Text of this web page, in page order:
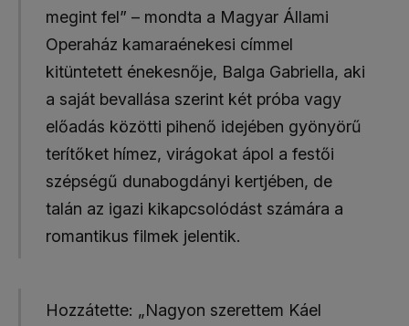
megint fel” – mondta a Magyar Állami
Operaház kamaraénekesi címmel
kitüntetett énekesnője, Balga Gabriella, aki
a saját bevallása szerint két próba vagy
előadás közötti pihenő idejében gyönyörű
terítőket hímez, virágokat ápol a festői
szépségű dunabogdányi kertjében, de
talán az igazi kikapcsolódást számára a
romantikus filmek jelentik.
Hozzátette: „Nagyon szerettem Káel